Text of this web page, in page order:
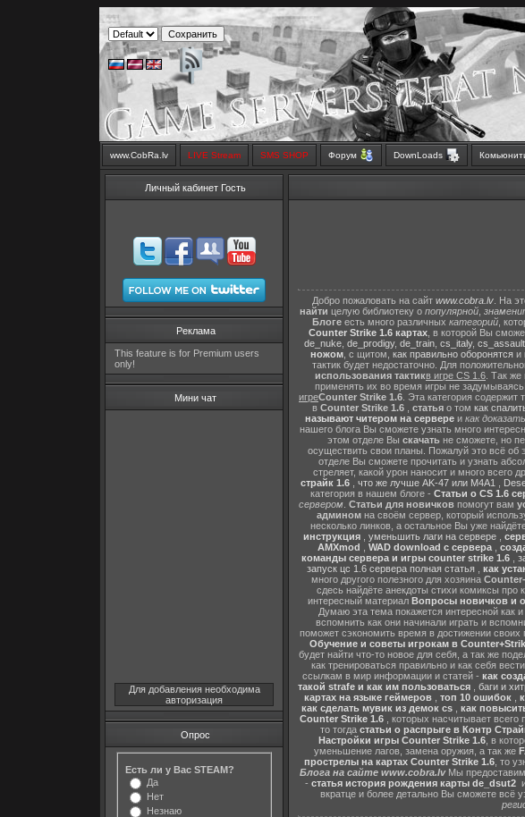
www.CobRa.lv LIVE Stream SMS SHOP Форум DownLoads
Личный кабинет Гость
Реклама
This feature is for Premium users
only!
Мини чат
Для добавления необходима
авторизация
Опрос
Есть ли у Вас STEAM?
Да
Нет
Незнаю
Добро пожаловать на сайт www.cobra.lv . На
найти целую библиотеку о популярной
Блоге есть много различных категорий ,
Counter Strike 1.6 картах, в которой Вы
de_nuke, de_prodigy, de_train, cs_italy, cs_assault,
ножом , с щитом, как правильно оборонятся и
тактик будет недостаточно. Для
использования тактикв игре CS 1.6 . Так
применять их во время игры не
игреCounter Strike 1.6 . Эта категория содержит
в Counter Strike 1.6 статья о том как
называют читером на сервереи как доказать
нашего блога Вы сможете узнать много
этом отделе Вы скачатьне сможете, но
осуществить свои планы. Пожалуй это всё
отделе Вы сможете прочитать и узнать
стреляет, какой урон наносит и много всего
страйк 1.6
что же лучше AK-47 или M4A1
категория в нашем блоге - Статьи о CS 1.6
сервером Статьи для новичков помогут вам
админомна своём сервер, который
несколько линков, а остальное Вы уже
инструкция
уменьшить лаги на сервере
AMXmod
WAD download с сервера,
команды сервера и игры counter strike 1.6
запуск цс 1.6 сервера полная статья, как
много другого полезного для хозяина
сдесь найдёте анекдоты стихи комиксы про
интересный материал Вопросы новичков и
Думаю эта тема покажется интересной как и
вспомнить как они начинали играть и
поможет сэкономить время в достижении
Обучение и советы игрокам в
будет найти что-то новое для себя, а так же
как тренироваться правильно и как себя
ссылкам в мир информации и статей - как
такой strafe и как им пользоваться
баги и
картах на языке геймеров, топ 10 ошибок,
как сделать мувик из демок cs, как
Counter Strike 1.6, которых насчитывает всего
то тогда статьи о распрыге в Контр
Настройки игры Counter Strike 1.6, в
уменьшение лагов, замена оружия, а так же
прострелы на картах Counter Strike 1.6, то
Блога на сайте www.cobra.lvМы предоставим
- статья история рождения карты de_dsut2
вкратце и более детально Вы сможете всё